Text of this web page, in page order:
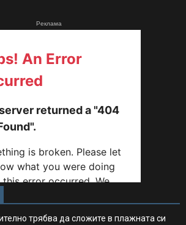
Реклама
трябва да сложите в плажната си